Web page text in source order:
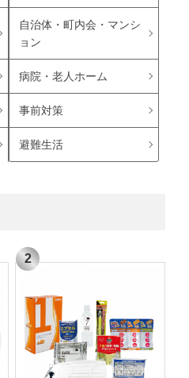
自治体・町内会・マンシ
ョン
病院・老人ホーム
事前対策
避難生活